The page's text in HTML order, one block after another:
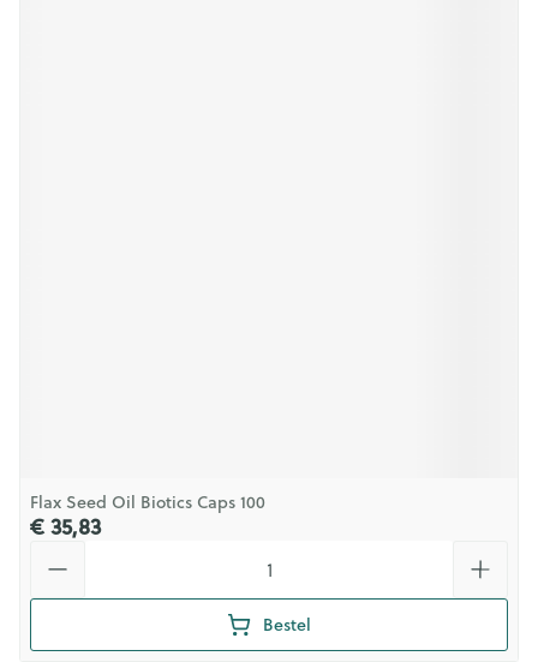
Flax Seed Oil Biotics Caps 100
€ 35,83
Bestel